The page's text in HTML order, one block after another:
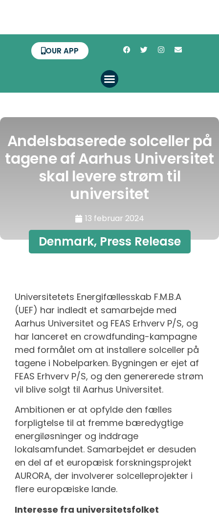
OUR APP
Andelsbaserede solceller på
tagene af Aarhus Universitet
skal levere strøm til
universitet
13 februar 2024
Denmark, Press Release
Universitetets Energifællesskab F.M.B.A
(UEF) har indledt et samarbejde med
Aarhus Universitet og FEAS Erhverv P/S, og
har lanceret en crowdfunding-kampagne
med formålet om at installere solceller på
tagene i Nobelparken. Bygningen er ejet af
FEAS Erhverv P/S, og den genererede strøm
vil blive solgt til Aarhus Universitet.
Ambitionen er at opfylde den fælles
forpligtelse til at fremme bæredygtige
energiløsninger og inddrage
lokalsamfundet. Samarbejdet er desuden
en del af et europæisk forskningsprojekt
AURORA, der involverer solcelleprojekter i
flere europæiske lande.
Interesse fra universitetsfolket